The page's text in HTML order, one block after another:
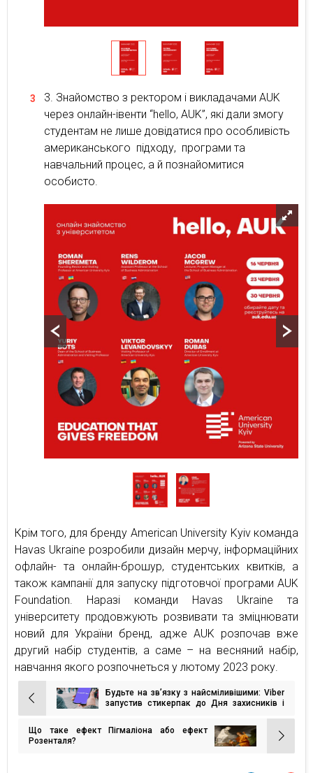
Знайомство з ректором і викладачами AUK
через онлайн-івенти “hello, AUK”, які дали змогу
студентам не лише довідатися про особливість
американського підходу, програми та
навчальний процес, а й познайомитися
особисто.
Крім того, для бренду American University Kyiv команда
Havas Ukraine розробили дизайн мерчу, інформаційних
офлайн- та онлайн-брошур, студентських квитків, а
також кампанії для запуску підготовчої програми AUK
Foundation. Наразі команди Havas Ukraine та
університету продовжують розвивати та зміцнювати
новий для України бренд, адже AUK розпочав вже
другий набір студентів, а саме – на весняний набір,
навчання якого розпочнеться у лютому 2023 року.
Навігація
записів
Будьте на зв’язку з найсміливішими: Viber
запустив стикерпак до Дня захисників і
Що таке ефект Пігмаліона або ефект
Розенталя?